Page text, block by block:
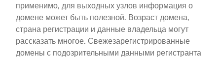
применимо, для выходных узлов информация о
домене может быть полезной. Возраст домена,
страна регистрации и данные владельца могут
рассказать многое. Свежезарегистрированные
домены с подозрительными данными регистранта